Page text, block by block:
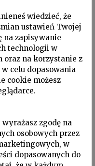
Literackich”
wiedzieć, że
ustawień Twojej
na zapisywanie
technologii w
oraz na korzystanie z
celu dopasowania
cookie możesz
zgodę na
osobowych przez
w
dopasowanych do